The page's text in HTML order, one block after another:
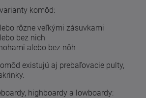
komôd:
rôzne veľkými zásuvkami
bez nich
alebo bez nôh
existujú aj prebaľovacie pulty,
highboardy a lowboardy: